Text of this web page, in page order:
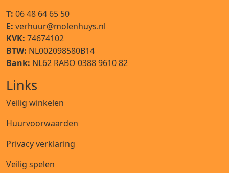
T: 06 48 64 65 50
E: verhuur@molenhuys.nl
KVK: 74674102
BTW: NL002098580B14
Bank: NL62 RABO 0388 9610 82
Links
Veilig winkelen
Huurvoorwaarden
Privacy verklaring
Veilig spelen